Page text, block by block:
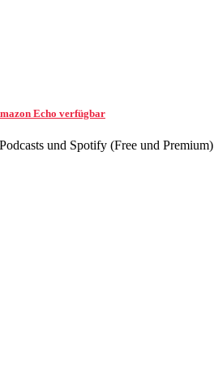
Echo verfügbar
und Spotify (Free und